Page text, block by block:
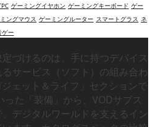
ゲーミングイヤホン ゲーミングキーボード ゲー
ングマウス ゲーミングルーター スマートグラス ネ
ゲー
づけるのは、手に持つデバイス
るサービス（ソフト）の組み合わ
ェット＆ライフ」セクションで
た「装備」から、VODサブス
デジタルワールドを支えるイン